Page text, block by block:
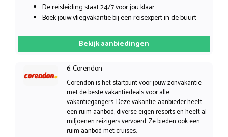
De reisleiding staat 24/7 voor jou klaar
Boek jouw vliegvakantie bij een reisexpert in de buurt
Bekijk aanbiedingen
6. Corendon
Corendon is het startpunt voor jouw zonvakantie
met de beste vakantiedeals voor alle
vakantiegangers. Deze vakantie-aanbieder heeft
een ruim aanbod, diverse eigen resorts en heeft al
miljoenen reizigers vervoerd. Ze bieden ook een
ruim aanbod met cruises.